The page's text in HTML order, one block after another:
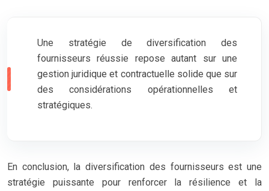
Une stratégie de diversification des
fournisseurs réussie repose autant sur une
gestion juridique et contractuelle solide que sur
des considérations opérationnelles et
stratégiques.
En conclusion, la diversification des fournisseurs est une
stratégie puissante pour renforcer la résilience et la